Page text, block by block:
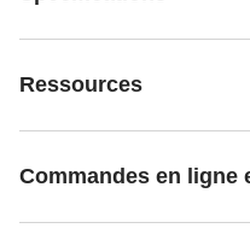
Ressources
Commandes en ligne